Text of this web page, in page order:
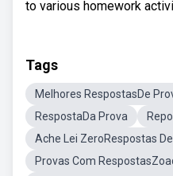
to various homework
Tags
Melhores RespostasDe
RespostaDa Prova
Ache Lei ZeroRespostas
Provas Com